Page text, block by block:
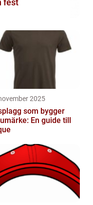
fest
2025
som bygger
En guide till